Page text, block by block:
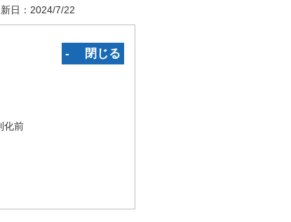
日： 2024/7/22
‐ 閉じる
化前